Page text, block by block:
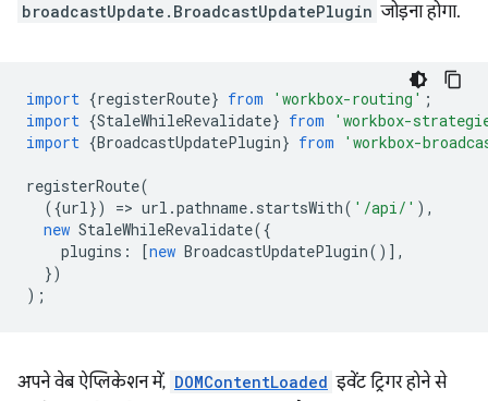
broadcastUpdate.BroadcastUpdatePlugin जोड़ना होगा.
import {registerRoute} from 'workbox-routing' ;
import {StaleWhileRevalidate} from
'workbox-
import {BroadcastUpdatePlugin} from 'workbox-
registerRoute(
({url}) => url .pathname. startsWith( '/api/' ),
new StaleWhileRevalidate({
plugins : [new BroadcastUpdatePlugin()],
})
);
अपने वेब ऐप्लिकेशन में, DOMContentLoaded इवेंट ट्रिगर होने से